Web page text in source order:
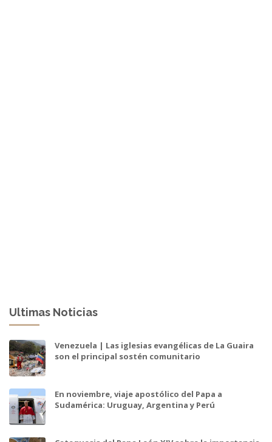
Ultimas Noticias
Venezuela | Las iglesias evangélicas de La Guaira
son el principal sostén comunitario
En noviembre, viaje apostólico del Papa a
Sudamérica: Uruguay, Argentina y Perú